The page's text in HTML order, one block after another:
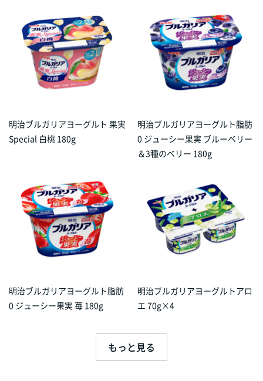
明治ブルガリアヨーグルト 果実
Special 白桃 180g
明治ブルガリアヨーグルト脂肪
0 ジューシー果実 ブルーベリー
＆3種のベリー 180g
明治ブルガリアヨーグルト脂肪
0 ジューシー果実 苺 180g
明治ブルガリアヨーグルトアロ
エ 70g×4
もっと見る